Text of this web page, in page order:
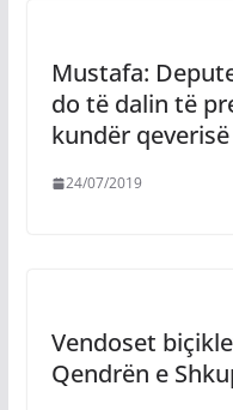
Mustafa:
do të dalin të
kundër
24/07/2019
Vendoset
Qendrën e